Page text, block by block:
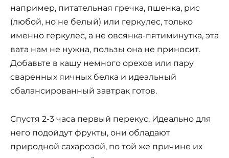
например, питательная гречка, пшенка, рис
(любой, но не белый) или геркулес, только
именно геркулес, а не овсянка-пятиминутка, эта
вата нам не нужна, пользы она не приносит.
Добавьте в кашу немного орехов или пару
сваренных яичных белка и идеальный
сбалансированный завтрак готов.
Спустя 2-3 часа первый перекус. Идеально для
него подойдут фрукты, они обладают
природной сахарозой, по той же причине их